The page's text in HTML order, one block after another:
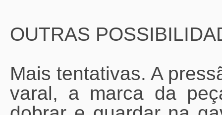
OUTRAS
Mais tentativas. A
varal, a marca da